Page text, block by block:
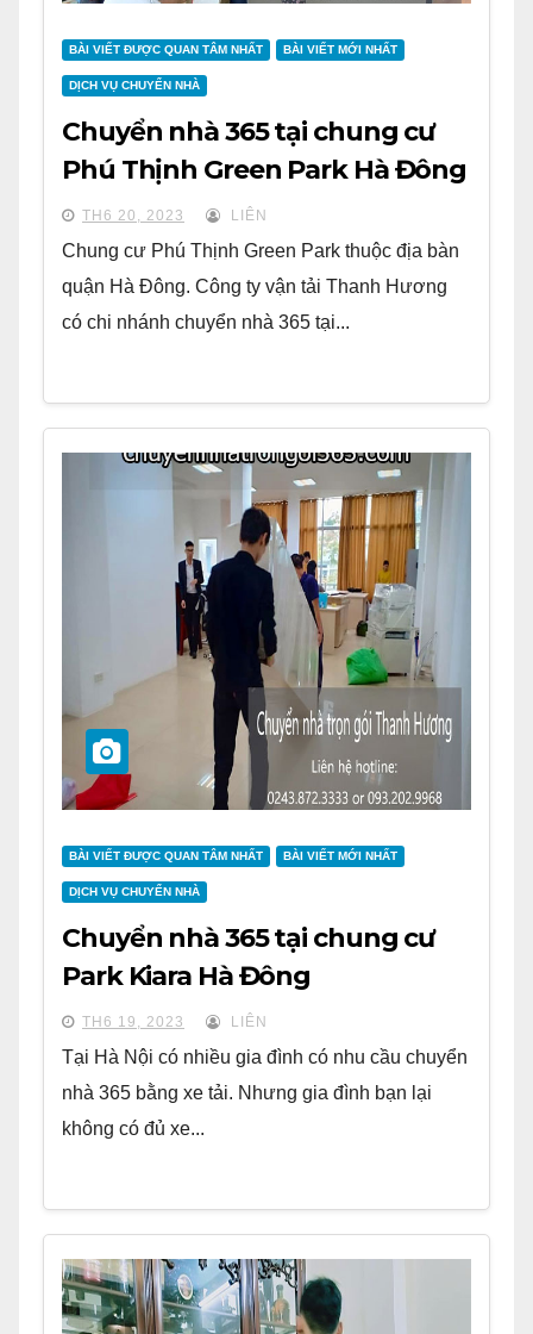
BÀI VIẾT ĐƯỢC QUAN TÂM NHẤT BÀI VIẾT MỚI NHẤT
DỊCH VỤ CHUYỂN NHÀ
Chuyển nhà 365 tại chung cư
Phú Thịnh Green Park Hà Đông
TH6 20, 2023 LIÊN
Chung cư Phú Thịnh Green Park thuộc địa bàn
quận Hà Đông. Công ty vận tải Thanh Hương
có chi nhánh chuyển nhà 365 tại...
BÀI VIẾT ĐƯỢC QUAN TÂM NHẤT BÀI VIẾT MỚI NHẤT
DỊCH VỤ CHUYỂN NHÀ
Chuyển nhà 365 tại chung cư
Park Kiara Hà Đông
TH6 19, 2023 LIÊN
Tại Hà Nội có nhiều gia đình có nhu cầu chuyển
nhà 365 bằng xe tải. Nhưng gia đình bạn lại
không có đủ xe...